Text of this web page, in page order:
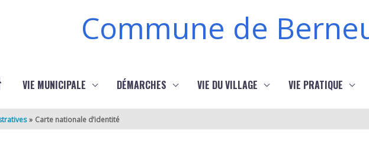
Commune de
VIE MUNICIPALE DÉMARCHES VIE DU VILLAGE VIE PRATIQUE
Carte nationale d’identité